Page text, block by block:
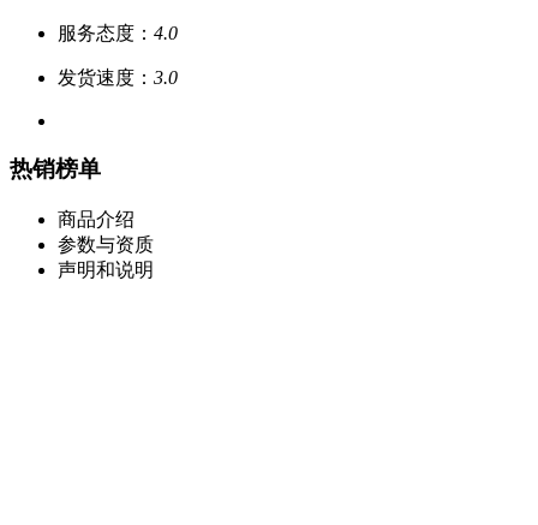
服务态度： 4.0
发货速度： 3.0
热销榜单
商品介绍
参数与资质
声明和说明